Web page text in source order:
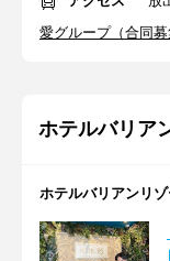
愛グループ（合同
ホテルバリア
ホテルバリアンリ